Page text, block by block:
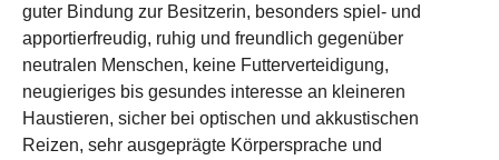
guter Bindung zur Besitzerin, besonders spiel- und
apportierfreudig, ruhig und freundlich gegenüber
neutralen Menschen, keine Futterverteidigung,
neugieriges bis gesundes interesse an kleineren
Haustieren, sicher bei optischen und akkustischen
Reizen, sehr ausgeprägte Körpersprache und